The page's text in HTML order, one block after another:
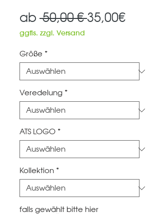
ab 50,00 € 35,00€Sale-
ggfls. zzgl. Versand
Größe *
Veredelung *
ATS LOGO *
Kollektion *
falls gewählt bitte hier